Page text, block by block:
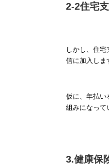
2-2住宅
しかし、住
信に加入しま
仮に、年払い
組みになって
3.健康保